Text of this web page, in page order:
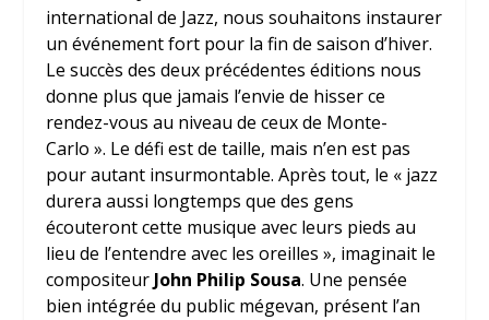
international de Jazz, nous souhaitons instaurer
un événement fort pour la fin de saison d’hiver.
Le succès des deux précédentes éditions nous
donne plus que jamais l’envie de hisser ce
rendez-vous au niveau de ceux de Monte-
Carlo ». Le défi est de taille, mais n’en est pas
pour autant insurmontable. Après tout, le « jazz
durera aussi longtemps que des gens
écouteront cette musique avec leurs pieds au
lieu de l’entendre avec les oreilles », imaginait le
compositeur John Philip Sousa. Une pensée
bien intégrée du public mégevan, présent l’an